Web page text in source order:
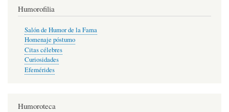
Humorofilia
Salón de Humor de la Fama
Homenaje póstumo
Citas célebres
Curiosidades
Efemérides
Humoroteca